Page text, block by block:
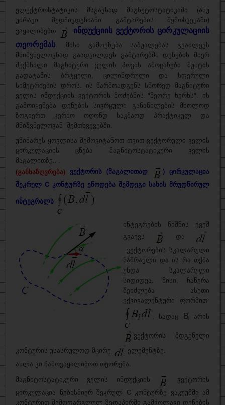
ელექტროსტატიკის მსგავსად მაგნეტოსტატიკაში (ანუ
უძრავი მუდმივდენიანი გამტარების შემთხვევაში)
ვაყალიბებთ
ინდუქციის ვექტორის ცირკულაციის
თეორემას . მისი გამოენება საშუალებას გვაძლევს
მნიშვნელოვნად გაადვილდეს გამტარებში დენების მიერ
შექმნილი მაგნიტური ველის პოვის ამოცანები მუხტის
გადატანის ბრტყელი, ცილინდრული და სფერული
სიმეტრიების დროს. ის წარმოადგენს სწორედ მაგნიტური
ველის ინდუქციის ვექტორის მოძებნის "მეორე ხერხს". ის
გამოიყენება დენების სივრცული განაწილების მხოლოდ
ზოგიერთ კერძო ოღონდ საკმაოდ პრაქტიკულ და
მნიშვნელოვან შემთხვევებში.
უწინარეს ყოვლისა შემოვიტანოთ თვით ვექტორული ველის
ცირკულაციის ცნება მაგნიტოსტატიკური ველის
მაგალითზე.. .
(განსაზღვრება) ვექტორის (მაგალითად
) ცირკულაცია
შეკრულ C კონტურზე ეწოდება შემდეგი სახის მრუდწირულ
ინტეგრალს
ინტეგრების ნიშნის ქვეშ
გვაქვს
და
ვექტორების სკალარული
ნამრავლი და ის რა თქმა
უნდა სკალარული
სიდიდეა. მისი, ჩაწერა
შეიძლება ასეთი
ექვივალენტური ფორმით
, სადაც Bl
არის
ვექტორის მდგენელი
კონტურის უსასრულოდ მცირე
ელემენტზე.
ახლა კი ჩამოვაყალიბოთ თეორემა.
მაგნიტოსტატიკური ველის ინდუქციის
ვექტორის
ცირკულაცია ნებისმიერ შეკრულ C კონტურზე ვაკუუმში ამ
კონტურით შემოფარგლულ ზედაპირში გამჭოლავი დენების